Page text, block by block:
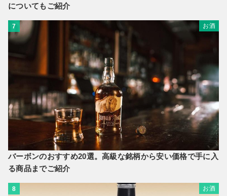
についてもご紹介
7 お酒
バーボンのおすすめ20選。高級な銘柄から安い価格で手に入
る商品までご紹介
8 お酒